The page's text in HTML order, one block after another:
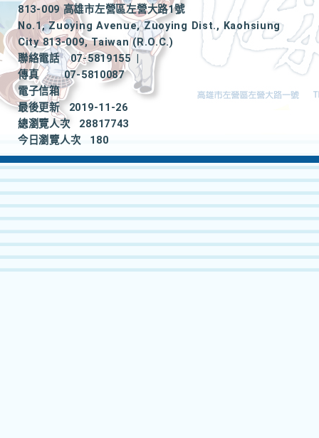
813-009 高雄市左營區左營大路1號
No.1, Zuoying Avenue, Zuoying Dist., Kaohsiung
City 813-009, Taiwan (R.O.C.)
聯絡電話
07-5819155
|
傳真
07-5810087
電子信箱
最後更新
2019-11-26
總瀏覽人次
28817743
今日瀏覽人次
180